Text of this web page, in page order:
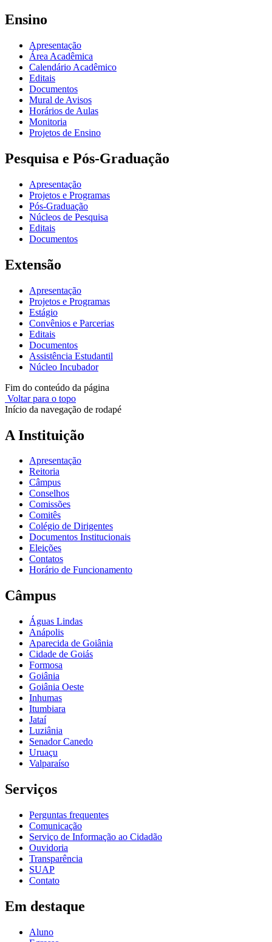
Ensino
Apresentação
Área Acadêmica
Calendário Acadêmico
Editais
Documentos
Mural de Avisos
Horários de Aulas
Monitoria
Projetos de Ensino
Pesquisa e Pós-Graduação
Apresentação
Projetos e Programas
Pós-Graduação
Núcleos de Pesquisa
Editais
Documentos
Extensão
Apresentação
Projetos e Programas
Estágio
Convênios e Parcerias
Editais
Documentos
Assistência Estudantil
Núcleo Incubador
Fim do conteúdo da página
Voltar para o topo
Início da navegação de rodapé
A Instituição
Apresentação
Reitoria
Câmpus
Conselhos
Comissões
Comitês
Colégio de Dirigentes
Documentos Institucionais
Eleições
Contatos
Horário de Funcionamento
Câmpus
Águas Lindas
Anápolis
Aparecida de Goiânia
Cidade de Goiás
Formosa
Goiânia
Goiânia Oeste
Inhumas
Itumbiara
Jataí
Luziânia
Senador Canedo
Uruaçu
Valparaíso
Serviços
Perguntas frequentes
Comunicação
Serviço de Informação ao Cidadão
Ouvidoria
Transparência
SUAP
Contato
Em destaque
Aluno